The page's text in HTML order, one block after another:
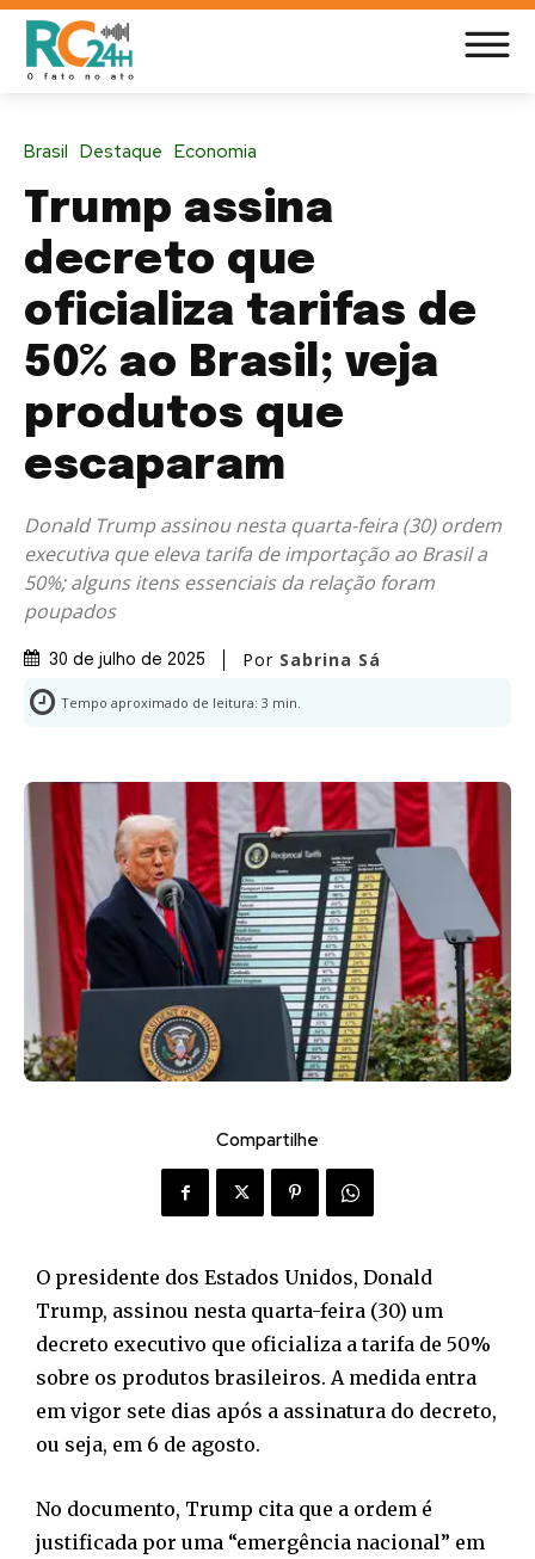
Brasil Destaque Economia
Trump assina
decreto que
oficializa tarifas de
50% ao Brasil; veja
produtos que
escaparam
Donald Trump assinou nesta quarta-feira (30) ordem
executiva que eleva tarifa de importação ao Brasil a
50%; alguns itens essenciais da relação foram
poupados
30 de julho de 2025 Por Sabrina Sá
Tempo aproximado de leitura: 3 min.
Compartilhe
O presidente dos Estados Unidos, Donald
Trump, assinou nesta quarta-feira (30) um
decreto executivo que oficializa a tarifa de 50%
sobre os produtos brasileiros. A medida entra
em vigor sete dias após a assinatura do decreto,
ou seja, em 6 de agosto.
No documento, Trump cita que a ordem é
justificada por uma “emergência nacional” em